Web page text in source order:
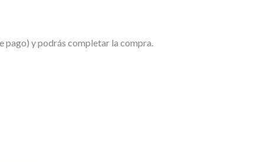
pago) y podrás completar la compra.